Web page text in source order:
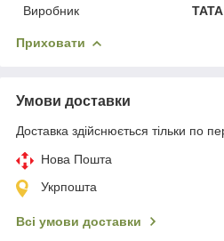
Виробник
TATA
Приховати
Умови доставки
Доставка здійснюється тільки по
Нова Пошта
Укрпошта
Всі умови доставки